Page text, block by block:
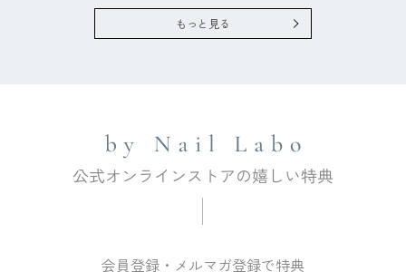
もっと見る
会員登録・メルマガ登録で特典